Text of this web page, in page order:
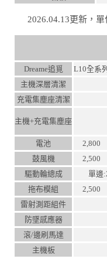
2026.04.13更新，
Dreame追覓 L10全系列
主機深層清潔
充電集塵座清潔
主機+充電集塵座
電池
2,800
鼓風機
2,500
驅動輪總成
單邊
拖布模組
2,500
雷射測距組件
防墜感應器
滾/邊刷馬達
主機板